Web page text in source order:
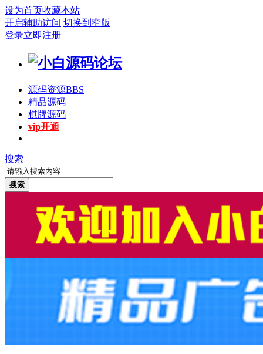
设为首页收藏本站
开启辅助访问 切换到窄版
登录立即注册
源码资源BBS
精品源码
棋牌源码
vip开通
搜索
搜索